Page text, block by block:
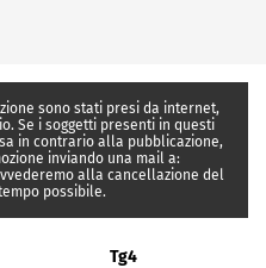
sono stati presi da internet,
Se i soggetti presenti in questi
in contrario alla pubblicazione,
inviando una mail a:
alla cancellazione del
possibile.
Tg4